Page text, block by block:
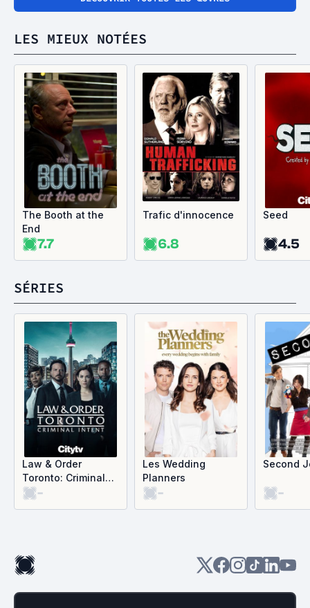
LES MIEUX NOTÉES
The Booth at the
End
7.7
Trafic d'innocence
6.8
Seed
4.5
SÉRIES
Law & Order
Toronto: Criminal
Intent
-
Les Wedding
Planners
-
Second
-